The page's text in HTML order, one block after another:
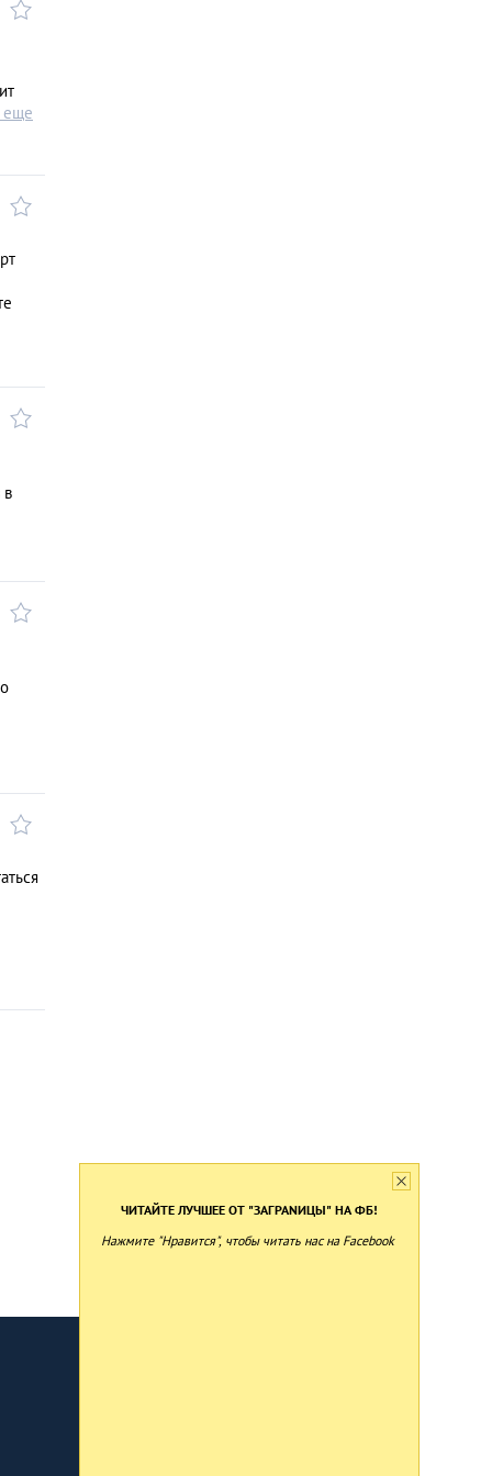
еще
в
ЧИТАЙТЕ ЛУЧШЕЕ ОТ "ЗАГРАNИЦЫ" НА ФБ!
Нажмите "Нравится", чтобы читать нас на Facebook